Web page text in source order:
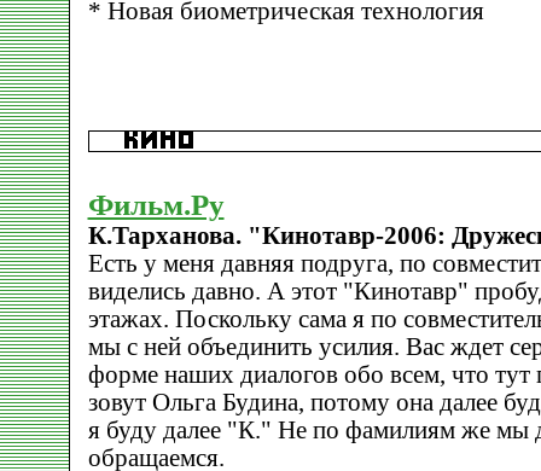
* Новая биометрическая технология
Фильм.Ру
К.Тарханова. "Кинотавр-2006:
Есть у меня давняя подруга, по
виделись давно. А этот "Кинотавр"
этажах. Поскольку сама я по
мы с ней объединить уcилия. Вас ждет
форме наших диалогов обо всем, что тут
зовут Ольга Будина, потому она далее
я буду далее "К." Не по фамилиям же мы
обращаемся.